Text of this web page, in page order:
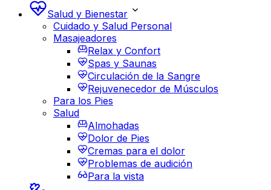
Salud y Bienestar
Cuidado y Salud Personal
Masajeadores
Relax y Confort
Spas y Saunas
Circulación de la Sangre
Rejuvenecedor de Músculos
Para los Pies
Salud
Almohadas
Dolor de Pies
Cremas para el dolor
Problemas de audición
Para la vista